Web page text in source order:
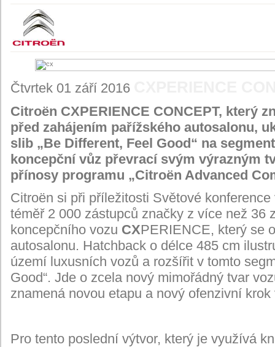
Čtvrtek 01 září 2016
Citroën CXPERIENCE CONCEPT, který
před zahájením pařížského autosalonu,
slib „Be Different, Feel Good“ na
koncepční vůz převrací svým výrazným
přínosy programu „Citroën Advanced
Citroën si při příležitosti Světové
téměř 2 000 zástupců značky z více než 36
koncepčního vozu CXPERIENCE, který se
autosalonu. Hatchback o délce 485 cm
území luxusních vozů a rozšířit v tomto
Good“. Jde o zcela nový mimořádný tvar
znamená novou etapu a nový ofenzivní
Pro tento poslední výtvor, který je využívá